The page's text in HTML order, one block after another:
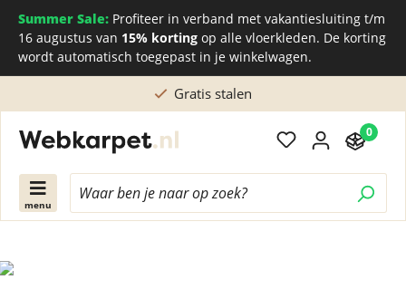
Summer Sale: Profiteer in verband met vakantiesluiting t/m
16 augustus van 15% korting op alle vloerkleden. De korting
wordt automatisch toegepast in je winkelwagen.
Gratis stalen
menu
0